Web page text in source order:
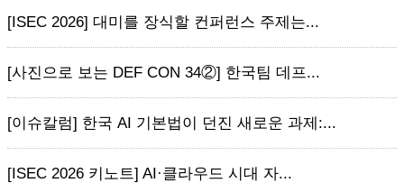
[ISEC 2026] 대미를 장식할 컨퍼런스 주제는...
[사진으로 보는 DEF CON 34②] 한국팀 데프...
[이슈칼럼] 한국 AI 기본법이 던진 새로운 과제:...
[ISEC 2026 키노트] AI·클라우드 시대 자...